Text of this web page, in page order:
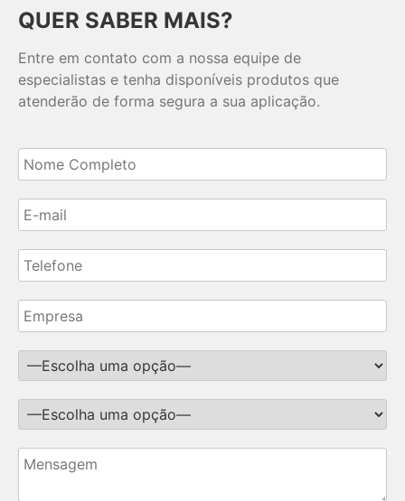
QUER SABER MAIS?
Entre em contato com a nossa equipe de
especialistas e tenha disponíveis produtos que
atenderão de forma segura a sua aplicação.